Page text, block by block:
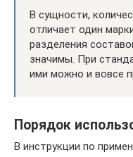
В сущности,
отличает один
разделения
значимы. При
ими можно и вовсе
Порядок
В инструкции по